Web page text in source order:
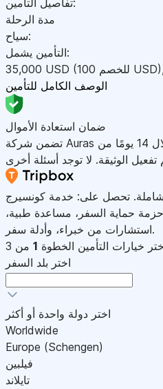
تفاصيل التأمين:
مدة الرحلة
سياح:
التأمين يشمل:
35,000 USD USD)
الوصف الكامل للتأمين
ضمان استعادة الأموال
تضمن شركة Auras للتأمين استرداد من المبلغ خلال 14 يومًا من
تحصل على: خدمة كونسيرج
مدار الساعة 24/7، حزمة حماية السفر، مساعدة طبية،
استشارات من خبراء، وأدلة سفر.
خيارات التأمين الخطوة 1 من 3
اختر بلد السفر
اختر دولة واحدة أو أكثر
Worldwide
Europe (Schengen)
فيلبين
تايلاند